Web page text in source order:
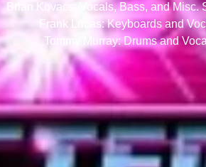
Brian Kovacs: Vocals, Bass, and Misc.
Frank Lucas: Keyboards and
Tommy Murray: Drums and